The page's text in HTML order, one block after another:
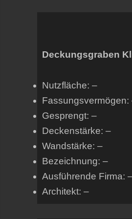
Deckungsgraben
Nutzfläche: –
Fassungsvermögen:
Gesprengt: –
Deckenstärke: –
Wandstärke: –
Bezeichnung: –
Ausführende Firma:
Architekt: –